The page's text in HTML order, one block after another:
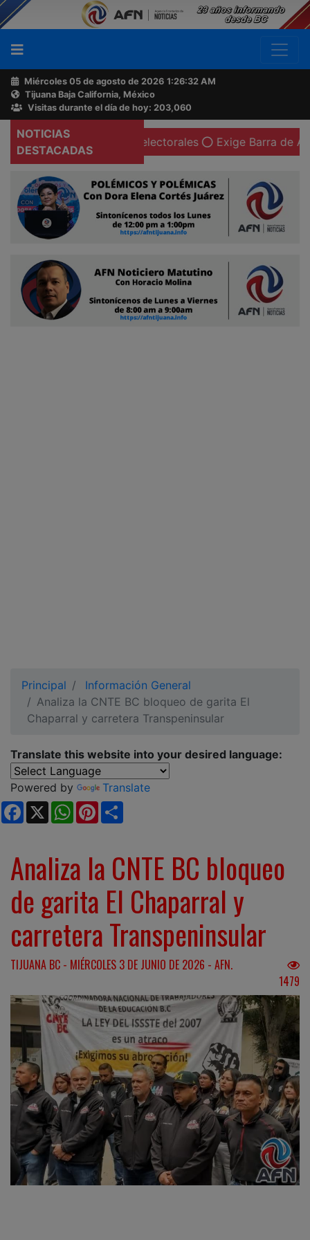
Miércoles 05 de agosto de 2026 1:26:33 AM
Tijuana Baja California, México
Visitas durante el día de hoy: 203,060
NOTICIAS
DESTACADAS
supuestos delitos electorales Exige Barra de
Principal
Información General
Analiza la CNTE BC bloqueo de garita El
Chaparral y carretera Transpeninsular
Translate this website into your desired language:
Powered by
Translate
Facebook
X WhatsApp
Pinterest
Analiza la CNTE BC bloqueo
de garita El Chaparral y
carretera Transpeninsular
TIJUANA BC - MIÉRCOLES 3 DE JUNIO DE 2026 - AFN.
1479
Buscador
Acerca
de
AFN
Ventas
Contacto
Reportero
Ciudadano